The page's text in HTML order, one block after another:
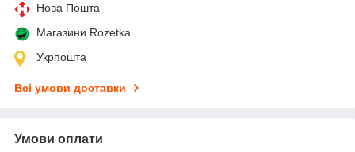
Нова Пошта
Магазини Rozetka
Укрпошта
Всі умови доставки
Умови оплати